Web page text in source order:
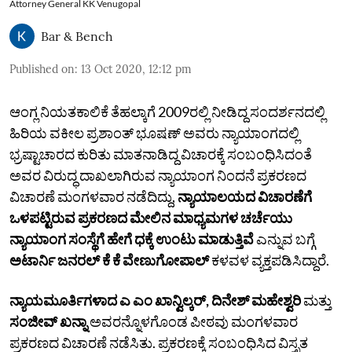
Attorney General KK Venugopal
Bar & Bench
Published on: 13 Oct 2020, 12:12 pm
ಆಂಗ್ಲ ನಿಯತಕಾಲಿಕೆ ತೆಹಲ್ಕಾಗೆ 2009ರಲ್ಲಿ ನೀಡಿದ್ದ ಸಂದರ್ಶನದಲ್ಲಿ
ಹಿರಿಯ ವಕೀಲ ಪ್ರಶಾಂತ್ ಭೂಷಣ್ ಅವರು ನ್ಯಾಯಾಂಗದಲ್ಲಿ
ಭ್ರಷ್ಟಾಚಾರದ ಕುರಿತು ಮಾತನಾಡಿದ್ದ ವಿಚಾರಕ್ಕೆ ಸಂಬಂಧಿಸಿದಂತೆ
ಅವರ ವಿರುದ್ಧ ದಾಖಲಾಗಿರುವ ನ್ಯಾಯಾಂಗ ನಿಂದನೆ ಪ್ರಕರಣದ
ವಿಚಾರಣೆ ಮಂಗಳವಾರ ನಡೆದಿದ್ದು, ನ್ಯಾಯಾಲಯದ ವಿಚಾರಣೆಗೆ
ಒಳಪಟ್ಟಿರುವ ಪ್ರಕರಣದ ಮೇಲಿನ ಮಾಧ್ಯಮಗಳ ಚರ್ಚೆಯು
ನ್ಯಾಯಾಂಗ ಸಂಸ್ಥೆಗೆ ಹೇಗೆ ಧಕ್ಕೆ ಉಂಟು ಮಾಡುತ್ತಿವೆಎನ್ನುವ ಬಗ್ಗೆ
ಅಟಾರ್ನಿ ಜನರಲ್ ಕೆ ಕೆ ವೇಣುಗೋಪಾಲ್ಕಳವಳ ವ್ಯಕ್ತಪಡಿಸಿದ್ದಾರೆ.
ನ್ಯಾಯಮೂರ್ತಿಗಳಾದ ಎ ಎಂ ಖಾನ್ವಿಲ್ಕರ್, ದಿನೇಶ್ ಮಹೇಶ್ವರಿಮತ್ತು
ಸಂಜೀವ್ ಖನ್ನಾಅವರನ್ನೊಳಗೊಂಡ ಪೀಠವು ಮಂಗಳವಾರ
ಪ್ರಕರಣದ ವಿಚಾರಣೆ ನಡೆಸಿತು. ಪ್ರಕರಣಕ್ಕೆ ಸಂಬಂಧಿಸಿದ ವಿಸ್ತೃತ